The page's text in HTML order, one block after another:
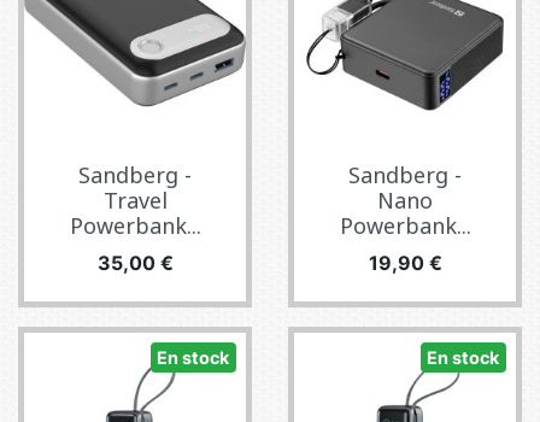
Sandberg -
Travel
Powerbank...
Precio
35,00 €
Sandberg -
Nano
Powerbank...
Precio
19,90 €
En stock En stock